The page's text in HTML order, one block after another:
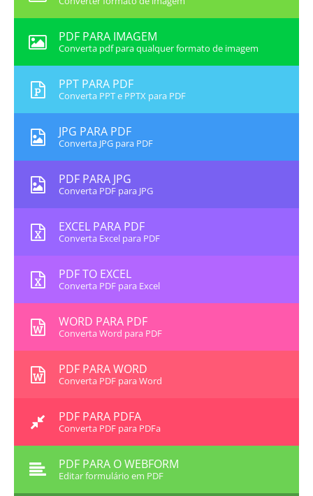
PDF PARA IMAGEM
Converta pdf para qualquer formato de imagem
PPT PARA PDF
Converta PPT e PPTX para PDF
JPG PARA PDF
Converta JPG para PDF
PDF PARA JPG
Converta PDF para JPG
EXCEL PARA PDF
Converta Excel para PDF
PDF TO EXCEL
Converta PDF para Excel
WORD PARA PDF
Converta Word para PDF
PDF PARA WORD
Converta PDF para Word
PDF PARA PDFA
Converta PDF para PDFa
PDF PARA O WEBFORM
Editar formulário em PDF